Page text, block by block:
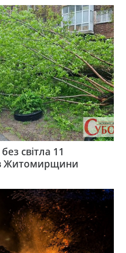
світла 11
Житомирщини